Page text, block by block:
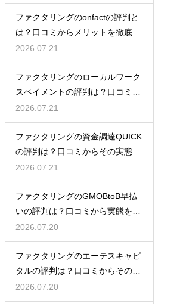
ファクタリングのonfactの評判と
は？口コミからメリットを徹底解
説
2026.07.21
ファクタリングのローカルワーク
スペイメントの評判は？口コミで
実態を解説
2026.07.21
ファクタリングの資金調達QUICK
の評判は？口コミからその実態を
徹底解説
2026.07.21
ファクタリングのGMOBtoB早払
いの評判は？口コミから実態を徹
底解説
2026.07.20
ファクタリングのエーテスキャピ
タルの評判は？口コミからその実
態を徹底解説
2026.07.20